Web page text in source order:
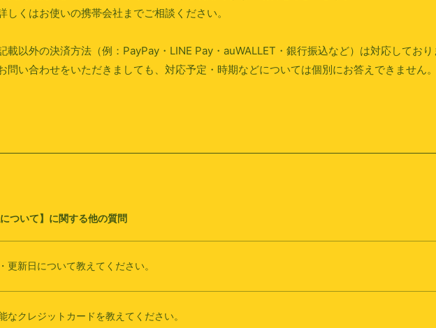
しくはお使いの携帯会社までご相談ください。
載以外の決済方法（例：PayPay・LINE Pay・auWALLET・銀行振込など）は対応しており
問い合わせをいただきましても、対応予定・時期などについては個別にお答えできません。
について】に関する他の質問
更新日について教えてください。
なクレジットカードを教えてください。